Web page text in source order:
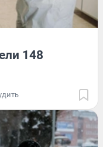
148